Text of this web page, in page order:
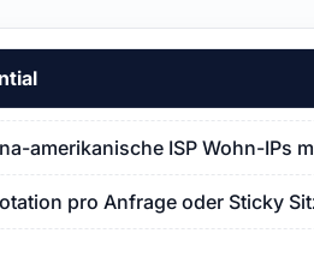
amerikanische ISP Wohn-IPs
pro Anfrage oder Sticky